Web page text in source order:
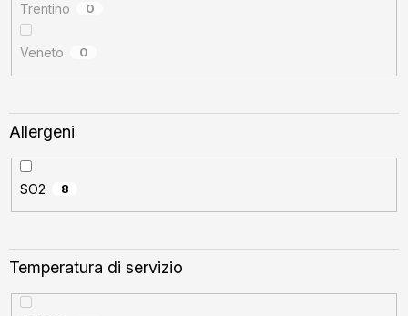
Trentino 0
Veneto 0
Allergeni
SO2 8
Temperatura di servizio